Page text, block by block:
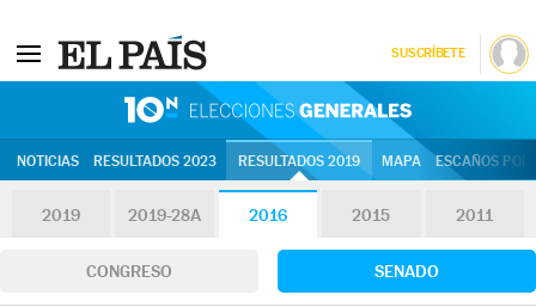
SUSCRÍBETE
NOTICIAS RESULTADOS 2023 RESULTADOS 2019 MAPA ESCAÑOS
2019 2019-28A 2016 2015 2011
CONGRESO SENADO